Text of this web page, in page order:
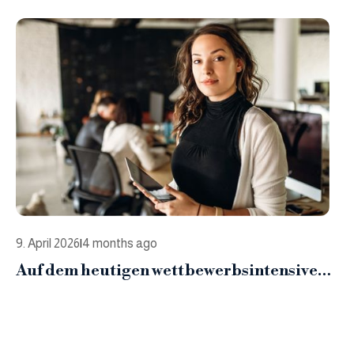
Branding Unternehmen dabei, Top-
Talente anzuziehen, schneller einzustellen
und Mitarbeiter länger zu binden, indem
es ihnen Sinn, Kultur und einen guten Ruf
als Arbeitgeber vermittelt.
9. April 2026|4 months ago
Auf dem heutigen wettbewerbsintensiven